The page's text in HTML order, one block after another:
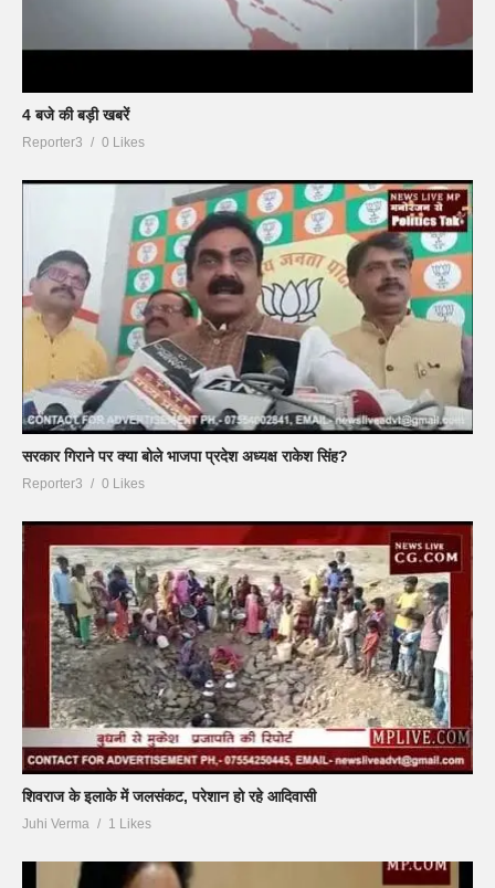
4 बजे की बड़ी खबरें
Reporter3 0 Likes
सरकार गिराने पर क्या बोले भाजपा प्रदेश अध्यक्ष राकेश सिंह?
Reporter3 0 Likes
शिवराज के इलाके में जलसंकट, परेशान हो रहे आदिवासी
Juhi Verma 1 Likes